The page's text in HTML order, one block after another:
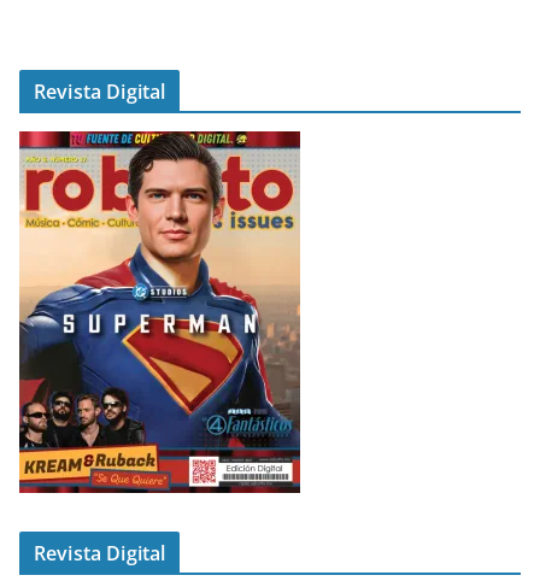
Revista Digital
Revista Digital